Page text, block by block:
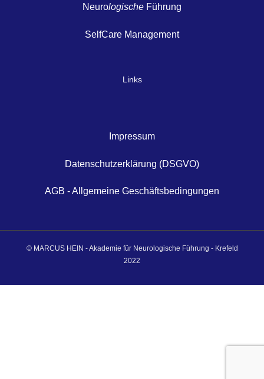
Neurologische Führung
SelfCare Management
Links
Impressum
Datenschutzerklärung (DSGVO)
AGB - Allgemeine Geschäftsbedingungen
© MARCUS HEIN - Akademie für Neurologische Führung - Krefeld
2022